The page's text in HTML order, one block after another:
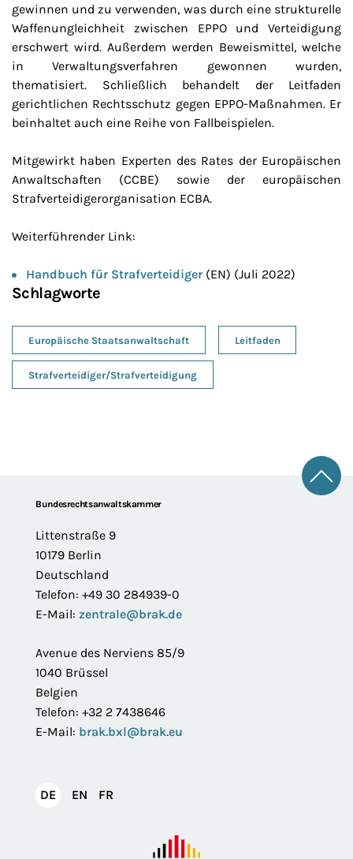
gewinnen und zu verwenden, was durch eine strukturelle
Waffenungleichheit zwischen EPPO und Verteidigung
erschwert wird. Außerdem werden Beweismittel, welche
in Verwaltungsverfahren gewonnen wurden,
thematisiert. Schließlich behandelt der Leitfaden
gerichtlichen Rechtsschutz gegen EPPO-Maßnahmen. Er
beinhaltet auch eine Reihe von Fallbeispielen.
Mitgewirkt haben Experten des Rates der Europäischen
Anwaltschaften (CCBE) sowie der europäischen
Strafverteidigerorganisation ECBA.
Weiterführender Link:
Handbuch für Strafverteidiger (EN) (Juli 2022)
Schlagworte
Europäische Staatsanwaltschaft Leitfaden
Strafverteidiger/Strafverteidigung
FooterBundesrechtsanwaltskammer
Littenstraße 9
10179 Berlin
Deutschland
Telefon: +49 30 284939-0
E-Mail: zentrale@brak.de
Avenue des Nerviens 85/9
1040 Brüssel
Belgien
Telefon: +32 2 7438646
E-Mail: brak.bxl@brak.eu
DEDeutsch
EN English
FR